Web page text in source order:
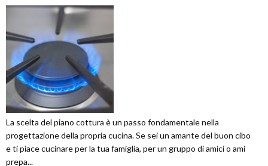
La scelta del piano cottura è un passo fondamentale nella
progettazione della propria cucina. Se sei un amante del buon cibo
e ti piace cucinare per la tua famiglia, per un gruppo di amici o ami
prepa...